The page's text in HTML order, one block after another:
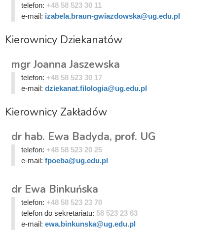
telefon: +48 58 523 30 11
e-mail: izabela.braun-gwiazdowska@ug.edu.pl
Kierownicy Dziekanatów
mgr Joanna Jaszewska
telefon: +48 58 523 30 17
e-mail: dziekanat.filologia@ug.edu.pl
Kierownicy Zakładów
dr hab. Ewa Badyda, prof. UG
telefon: +48 58 523 20 25
e-mail: fpoeba@ug.edu.pl
dr Ewa Binkuńska
telefon: +48 58 523 23 70
telefon do sekretariatu: 58 523 23 63
e-mail: ewa.binkunska@ug.edu.pl